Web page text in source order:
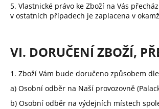
5. Vlastnické právo ke Zboží na Vás
v ostatních případech je zaplacena v
VI. DORUČENÍ ZBOŽÍ,
1. Zboží Vám bude doručeno způsobem
a) Osobní odběr na Naší provozovně
b) Osobní odběr na výdejních místech